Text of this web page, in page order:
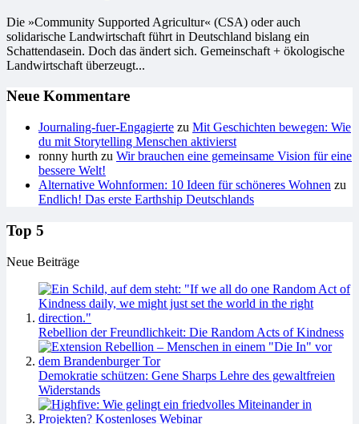
Die »Community Supported Agricultur« (CSA) oder auch
solidarische Landwirtschaft führt in Deutschland bislang ein
Schattendasein. Doch das ändert sich. Gemeinschaft + ökologische
Landwirtschaft überzeugt...
Neue Kommentare
Journaling-fuer-Engagierte zu Mit Geschichten bewegen: Wie
du mit Storytelling Menschen aktivierst
ronny hurth zu Wir brauchen eine gemeinsame Vision für eine
bessere Welt!
Alternative Wohnformen: 10 Ideen für schöneres Wohnen zu
Endlich! Das erste Earthship Deutschlands
Top 5
Neue Beiträge
Rebellion der Freundlichkeit: Die Random Acts of Kindness
Demokratie schützen: Gene Sharps Lehre des gewaltfreien
Widerstands